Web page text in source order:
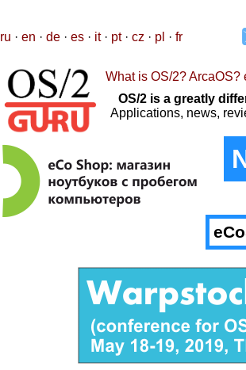
ru · en · de · es · it· pt· cz · pl · fr
What is OS/2? ArcaOS?
OS/2 is a greatly
Applications, news,